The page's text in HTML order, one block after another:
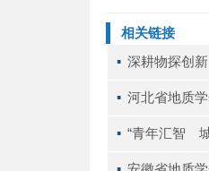
相关链接
▪ 深耕物探创
▪ 河北省地质
▪ “青年汇智